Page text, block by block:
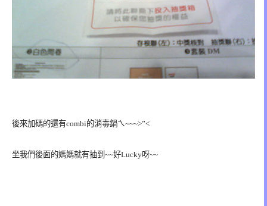
後來加碼的還有combi的消毒鍋ㄟ~~~>”<
坐我們後面的媽媽就有抽到~~好Lucky呀~~